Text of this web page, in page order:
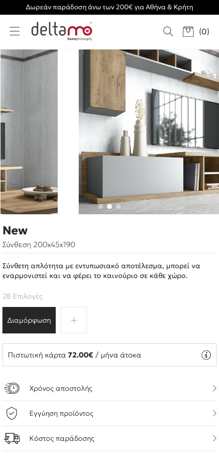
Δωρεάν παράδοση άνω των 200€ για Αθήνα & Κρήτη
(0)
New
Σύνθεση 200x45x190
Σύνθετη απλότητα με εντυπωσιακό αποτέλεσμα, μπορεί να
εναρμονιστεί και να φέρει το καινούριο σε κάθε χώρο.
Διαμόρφωση
28 Επιλογές
Πιστωτική κάρτα 72.00€ / μήνα άτοκα
Χρόνος αποστολής
Εγγύηση προϊόντος
Κόστος παράδοσης